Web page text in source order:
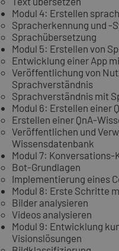
Modul 4: Erstellen
Spracherkennung und -
Sprachübersetzung
Modul 5: Erstellen von
Entwicklung einer App
Veröffentlichung von
Sprachverständnis
Sprachverständnis mit
Modul 6: Erstellen einer
Erstellen einer QnA-
Veröffentlichen und
Wissensdatenbank
Modul 7:
Bot-Grundlagen
Implementierung eines
Modul 8: Erste Schritte
Bilder analysieren
Videos analysieren
Modul 9: Entwicklung
Visionslösungen